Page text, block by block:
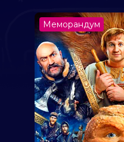
Меморандум